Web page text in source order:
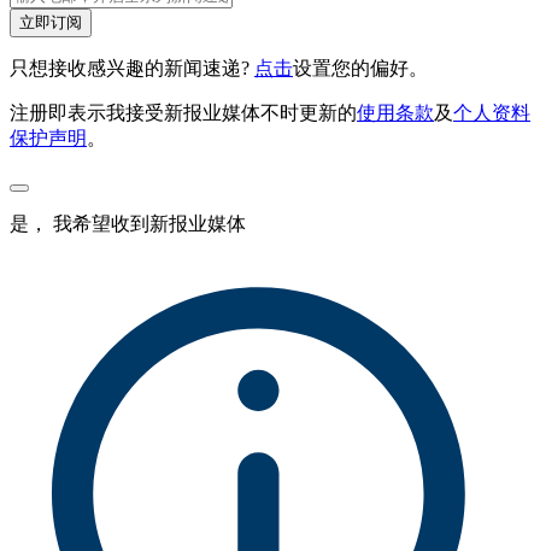
立即订阅
只想接收感兴趣的新闻速递? 点击设置您的偏好。
注册即表示我接受新报业媒体不时更新的使用条款及个人资料
保护声明 。
是， 我希望收到新报业媒体